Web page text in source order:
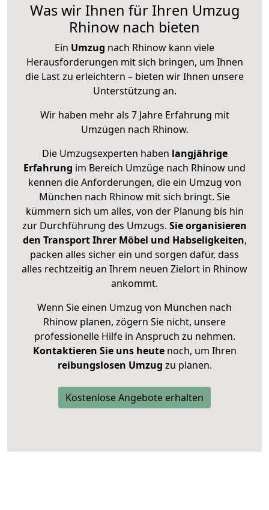
Was wir Ihnen für Ihren Umzug
Rhinow nach bieten
Ein Umzug nach Rhinow kann viele
Herausforderungen mit sich bringen, um Ihnen
die Last zu erleichtern – bieten wir Ihnen unsere
Unterstützung an.
Wir haben mehr als 7 Jahre Erfahrung mit
Umzügen nach Rhinow.
Die Umzugsexperten haben langjährige
Erfahrung im Bereich Umzüge nach Rhinow und
kennen die Anforderungen, die ein Umzug von
München nach Rhinow mit sich bringt. Sie
kümmern sich um alles, von der Planung bis hin
zur Durchführung des Umzugs. Sie organisieren
den Transport Ihrer Möbel und Habseligkeiten,
packen alles sicher ein und sorgen dafür, dass
alles rechtzeitig an Ihrem neuen Zielort in Rhinow
ankommt.
Wenn Sie einen Umzug von München nach
Rhinow planen, zögern Sie nicht, unsere
professionelle Hilfe in Anspruch zu nehmen.
Kontaktieren Sie uns heutenoch, um Ihren
reibungslosen Umzug zu planen.
Kostenlose Angebote erhalten